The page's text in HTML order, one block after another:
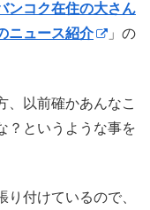
ンコク在住の大さん
ニュース紹介
」の
、以前確かあんなこ
？というような事を
付けているので、